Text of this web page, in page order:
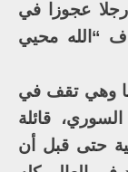
عجوزا في
“الله محيي
من العمر 48 عاما وهي تقف في
قائلة
حتى قبل أن